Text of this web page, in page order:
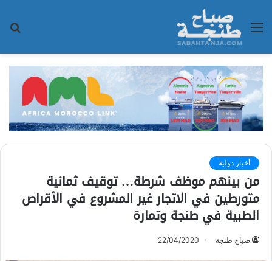
القائمة
أخبار دولية
من بينهم موظف شرطة… توقيف ثمانية
متورطين في الاتجار غير المشروع في الأقراص
الطبية في طنجة وتمارة
صباح طنجة 22/04/2020